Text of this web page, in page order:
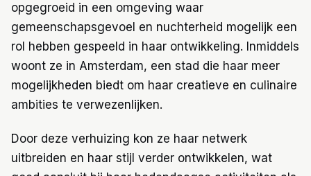
opgegroeid in een omgeving waar
gemeenschapsgevoel en nuchterheid mogelijk een
rol hebben gespeeld in haar ontwikkeling. Inmiddels
woont ze in Amsterdam, een stad die haar meer
mogelijkheden biedt om haar creatieve en culinaire
ambities te verwezenlijken.
Door deze verhuizing kon ze haar netwerk
uitbreiden en haar stijl verder ontwikkelen, wat